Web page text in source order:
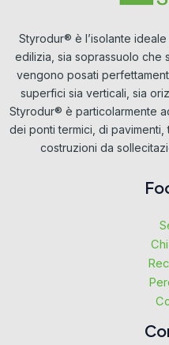
Styrodur® è l’isolante
edilizia, sia soprassuolo che
vengono posati
superfici sia verticali, sia
Styrodur® è particolarmente
dei ponti termici, di
costruzioni da